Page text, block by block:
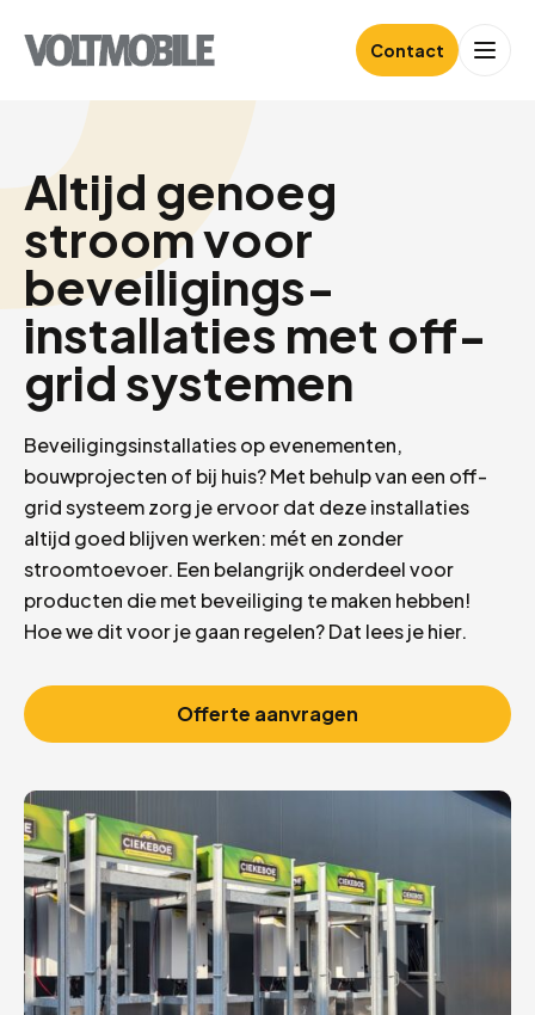
Contact
Altijd genoeg
stroom voor
beveiligings-
installaties met off-
grid systemen
Beveiligingsinstallaties op evenementen,
bouwprojecten of bij huis? Met behulp van een off-
grid systeem zorg je ervoor dat deze installaties
altijd goed blijven werken: mét en zonder
stroomtoevoer. Een belangrijk onderdeel voor
producten die met beveiliging te maken hebben!
Hoe we dit voor je gaan regelen? Dat lees je hier.
Offerte aanvragen